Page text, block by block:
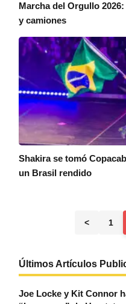
Marcha del Orgullo
y camiones
Shakira se tomó
un Brasil rendido
< 1
Últimos Artículos
Joe Locke y Kit Connor